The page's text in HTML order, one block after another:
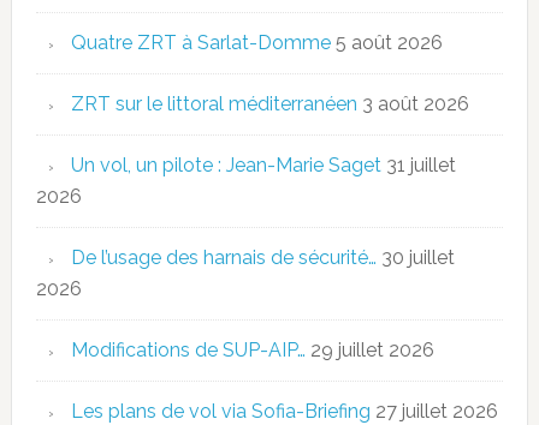
Quatre ZRT à Sarlat-Domme 5 août 2026
ZRT sur le littoral méditerranéen 3 août 2026
Un vol, un pilote : Jean-Marie Saget 31 juillet
2026
De l’usage des harnais de sécurité… 30 juillet
2026
Modifications de SUP-AIP… 29 juillet 2026
Les plans de vol via Sofia-Briefing 27 juillet 2026